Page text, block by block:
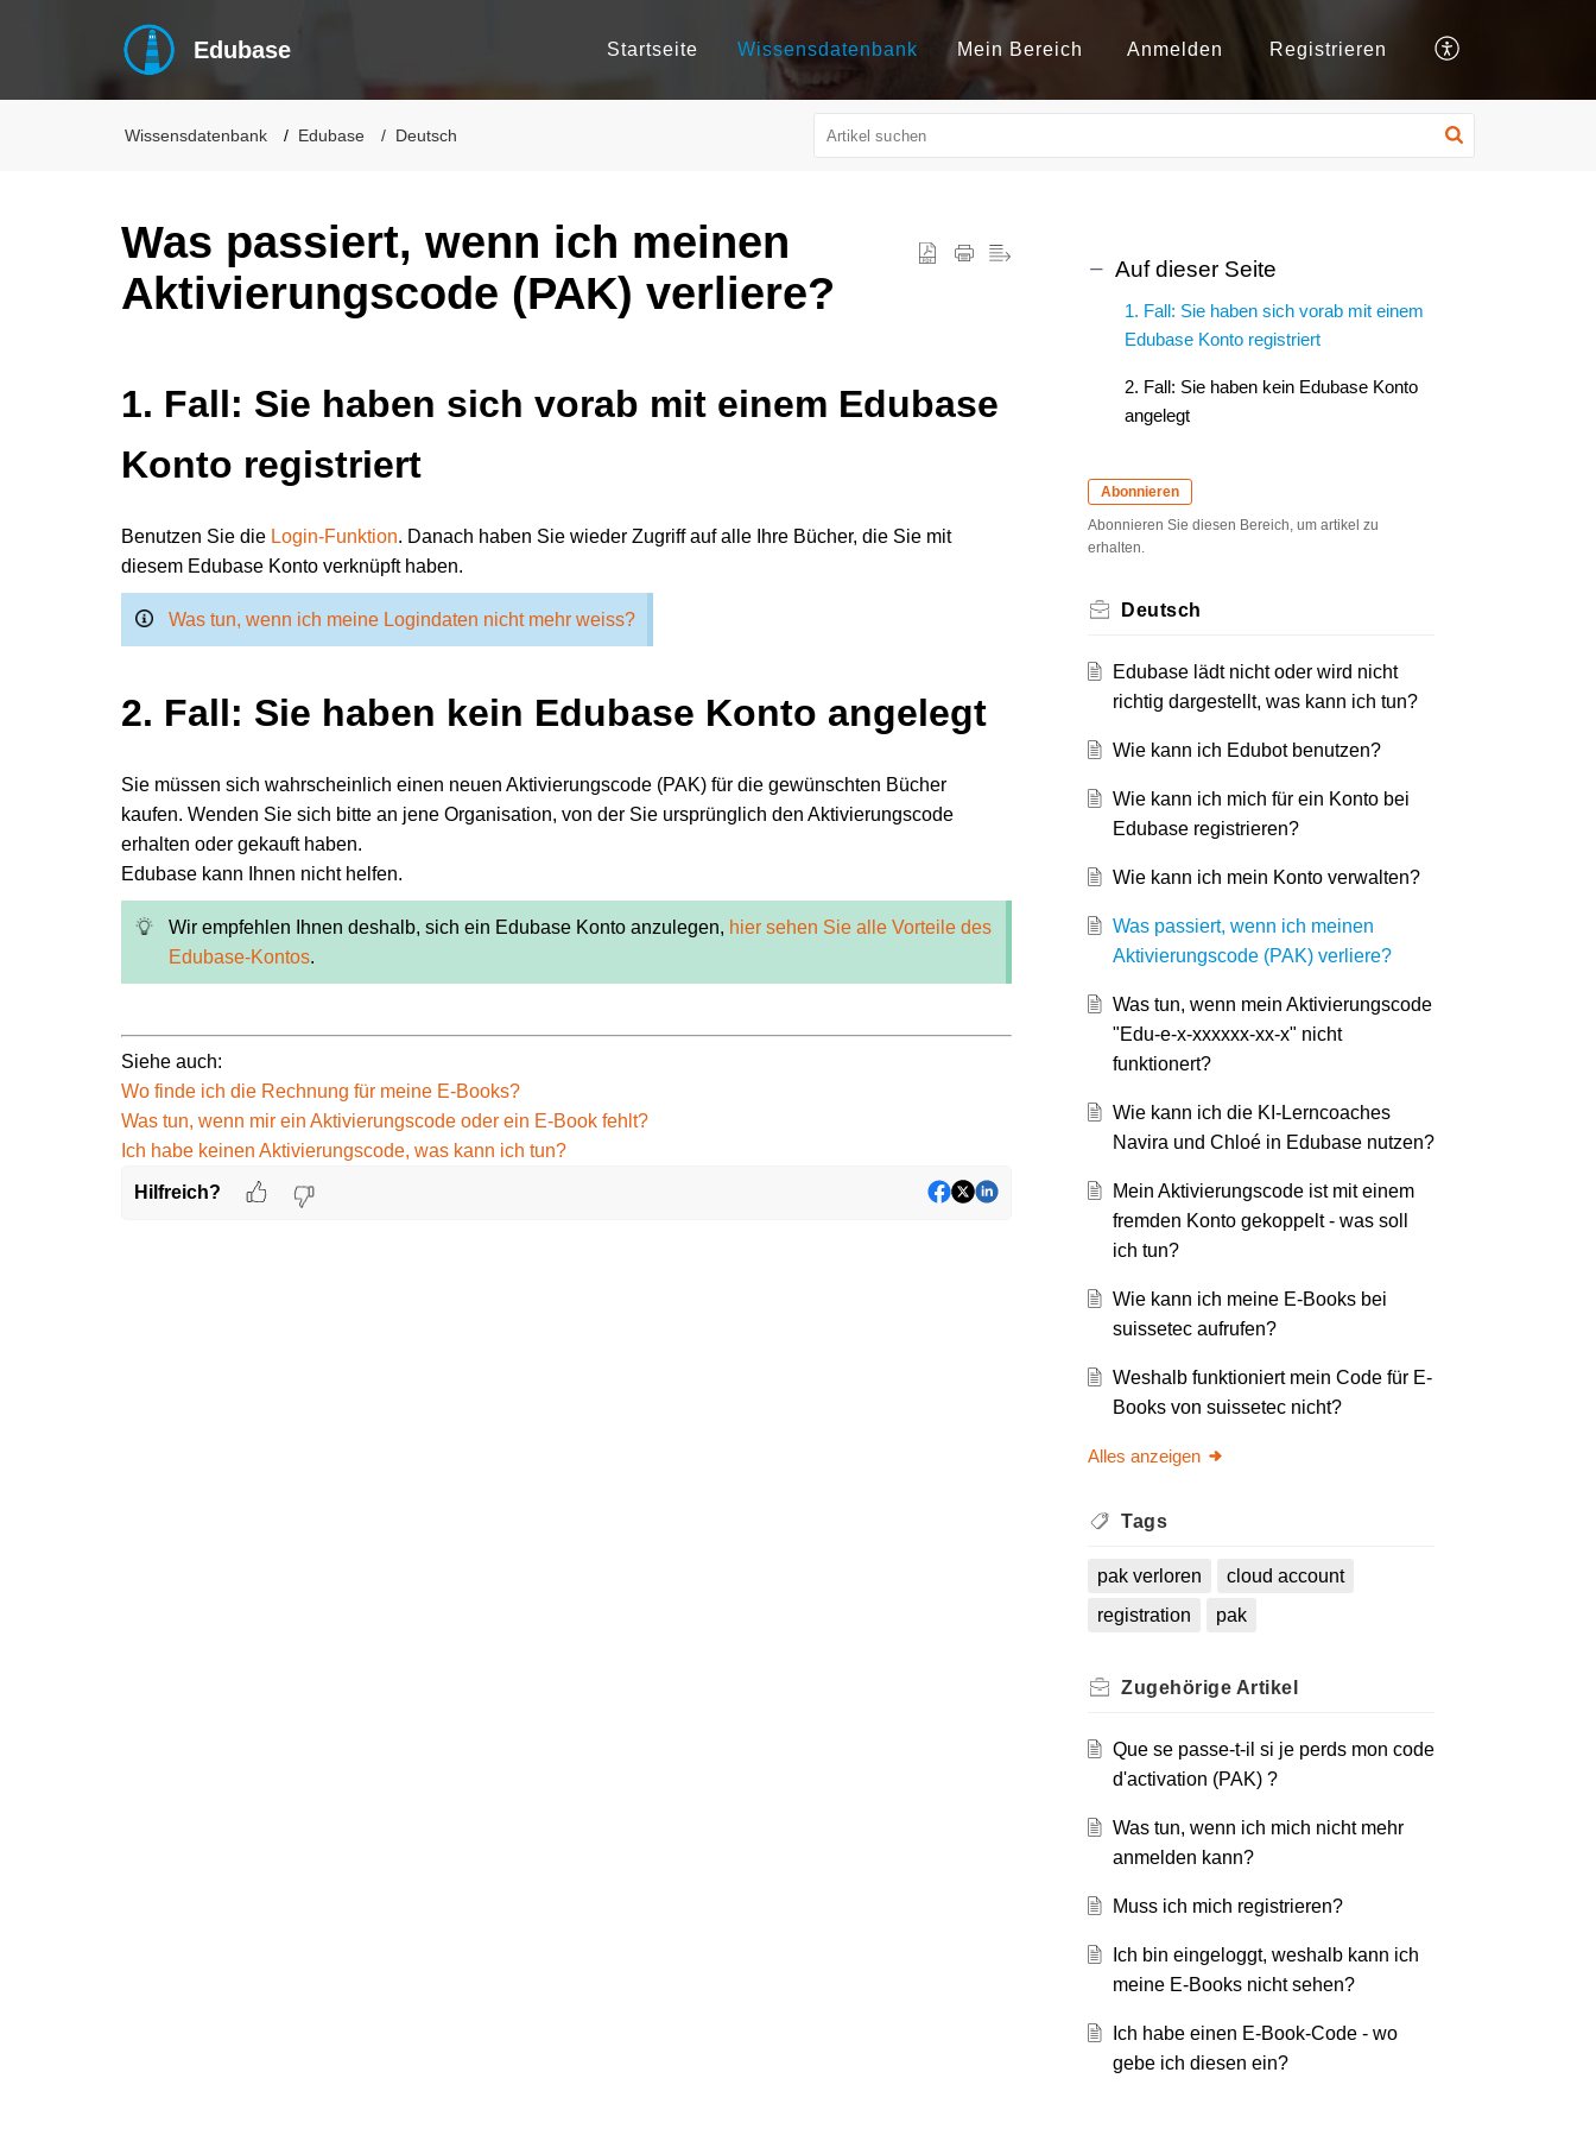
Edubase Startseite Wissensdatenbank Mein Bereich Anmelden Registrieren
Wissensdatenbank Edubase Deutsch
Was passiert, wenn ich meinen
Aktivierungscode (PAK) verliere?
1. Fall: Sie haben sich vorab mit einem Edubase
Konto registriert
Benutzen Sie die Login-Funktion. Danach haben Sie wieder Zugriff auf alle Ihre Bücher, die Sie mit
diesem Edubase Konto verknüpft haben.
Was tun, wenn ich meine Logindaten nicht mehr weiss?
2. Fall: Sie haben kein Edubase Konto angelegt
Sie müssen sich wahrscheinlich einen neuen Aktivierungscode (PAK) für die gewünschten Bücher
kaufen. Wenden Sie sich bitte an jene Organisation, von der Sie ursprünglich den Aktivierungscode
erhalten oder gekauft haben.
Edubase kann Ihnen nicht helfen.
Wir empfehlen Ihnen deshalb, sich ein Edubase Konto anzulegen, hier sehen Sie alle Vorteile des
Edubase-Kontos.
Siehe auch:
Wo finde ich die Rechnung für meine E-Books?
Was tun, wenn mir ein Aktivierungscode oder ein E-Book fehlt?
Ich habe keinen Aktivierungscode, was kann ich tun?
Hilfreich?
Auf dieser Seite
1. Fall: Sie haben sich vorab mit einem
Edubase Konto registriert
2. Fall: Sie haben kein Edubase Konto
angelegt
Abonnieren
Abonnieren Sie diesen Bereich, um artikel zu
erhalten.
Deutsch
Edubase lädt nicht oder wird nicht
richtig dargestellt, was kann ich tun?
Wie kann ich Edubot benutzen?
Wie kann ich mich für ein Konto bei
Edubase registrieren?
Wie kann ich mein Konto verwalten?
Was passiert, wenn ich meinen
Aktivierungscode (PAK) verliere?
Was tun, wenn mein Aktivierungscode
"Edu-e-x-xxxxxx-xx-x" nicht
funktionert?
Wie kann ich die KI-Lerncoaches
Navira und Chloé in Edubase nutzen?
Mein Aktivierungscode ist mit einem
fremden Konto gekoppelt - was soll
ich tun?
Wie kann ich meine E-Books bei
suissetec aufrufen?
Weshalb funktioniert mein Code für E-
Books von suissetec nicht?
Alles anzeigen
Tags
pak verloren
cloud account
registration
pak
Zugehörige Artikel
Que se passe-t-il si je perds mon code
d'activation (PAK) ?
Was tun, wenn ich mich nicht mehr
anmelden kann?
Muss ich mich registrieren?
Ich bin eingeloggt, weshalb kann ich
meine E-Books nicht sehen?
Ich habe einen E-Book-Code - wo
gebe ich diesen ein?